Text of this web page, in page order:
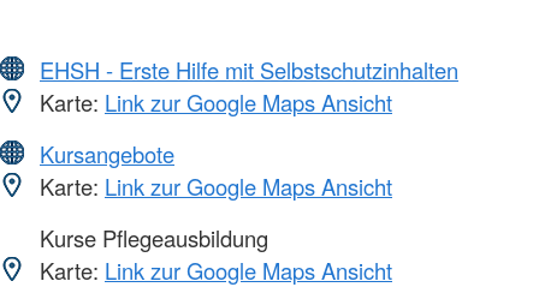
EHSH - Erste Hilfe mit Selbstschutzinhalten
Karte: Link zur Google Maps Ansicht
Kursangebote
Karte: Link zur Google Maps Ansicht
Kurse Pflegeausbildung
Karte: Link zur Google Maps Ansicht